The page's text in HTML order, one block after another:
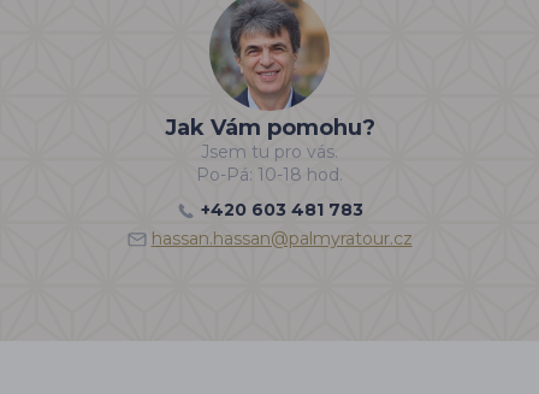
Jak Vám pomohu?
Jsem tu pro vás.
Po-Pá: 10-18 hod.
+420 603 481 783
hassan.hassan@palmyratour.cz